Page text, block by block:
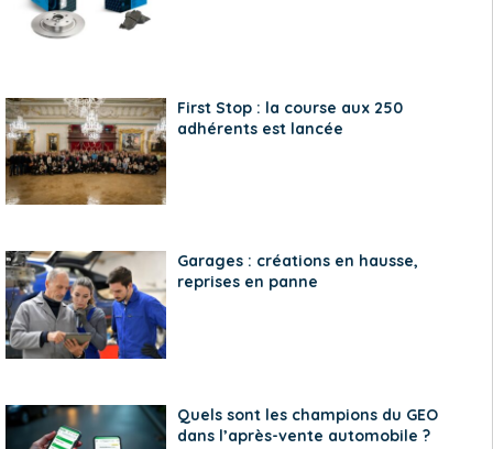
First Stop : la course aux 250
adhérents est lancée
Garages : créations en hausse,
reprises en panne
Quels sont les champions du GEO
dans l’après-vente automobile ?